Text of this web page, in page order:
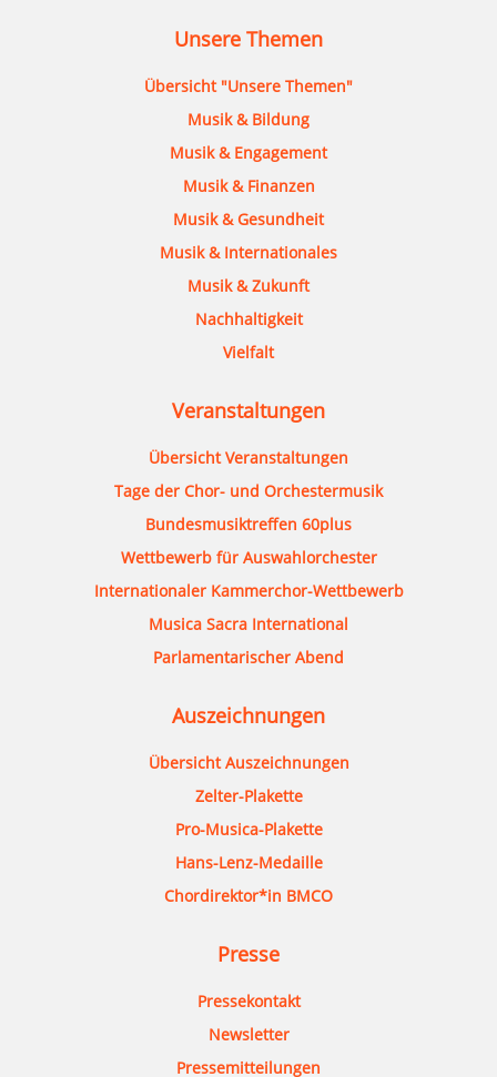
Unsere Themen
Übersicht "Unsere Themen"
Musik & Bildung
Musik & Engagement
Musik & Finanzen
Musik & Gesundheit
Musik & Internationales
Musik & Zukunft
Nachhaltigkeit
Vielfalt
Veranstaltungen
Übersicht Veranstaltungen
Tage der Chor- und Orchestermusik
Bundesmusiktreffen 60plus
Wettbewerb für Auswahlorchester
Internationaler Kammerchor-Wettbewerb
Musica Sacra International
Parlamentarischer Abend
Auszeichnungen
Übersicht Auszeichnungen
Zelter-Plakette
Pro-Musica-Plakette
Hans-Lenz-Medaille
Chordirektor*in BMCO
Presse
Pressekontakt
Newsletter
Pressemitteilungen